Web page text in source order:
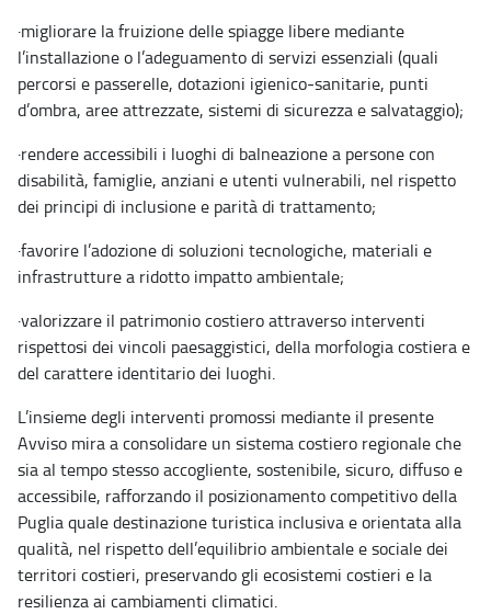
·migliorare la fruizione delle spiagge libere mediante
l’installazione o l’adeguamento di servizi essenziali (quali
percorsi e passerelle, dotazioni igienico‑sanitarie, punti
d’ombra, aree attrezzate, sistemi di sicurezza e salvataggio);
·rendere accessibili i luoghi di balneazione a persone con
disabilità, famiglie, anziani e utenti vulnerabili, nel rispetto
dei principi di inclusione e parità di trattamento;
·favorire l’adozione di soluzioni tecnologiche, materiali e
infrastrutture a ridotto impatto ambientale;
·valorizzare il patrimonio costiero attraverso interventi
rispettosi dei vincoli paesaggistici, della morfologia costiera e
del carattere identitario dei luoghi.
L’insieme degli interventi promossi mediante il presente
Avviso mira a consolidare un sistema costiero regionale che
sia al tempo stesso accogliente, sostenibile, sicuro, diffuso e
accessibile, rafforzando il posizionamento competitivo della
Puglia quale destinazione turistica inclusiva e orientata alla
qualità, nel rispetto dell’equilibrio ambientale e sociale dei
territori costieri, preservando gli ecosistemi costieri e la
resilienza ai cambiamenti climatici.